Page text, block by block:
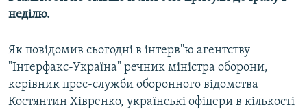
РУС
УКР
КТАТ
ДОЛУЧАЙСЯ!
недiлю.
Як повiдомив сьогодні в iнтерв''ю агентству
"Iнтерфакс-Україна" речник мiнiстра оборони,
керiвник прес-служби оборонного вiдомства
Костянтин Хiвренко, українськi офiцери в кiлькостi